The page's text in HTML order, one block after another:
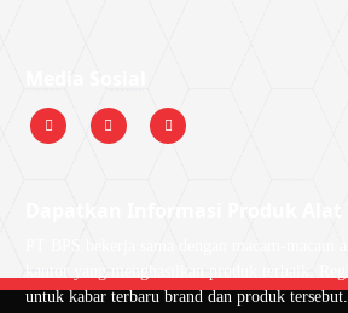
untuk kabar terbaru brand dan produk tersebut.